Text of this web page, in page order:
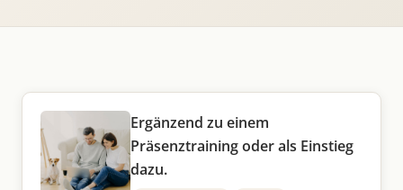
Ergänzend zu einem
Präsenztraining oder als Einstieg
dazu.